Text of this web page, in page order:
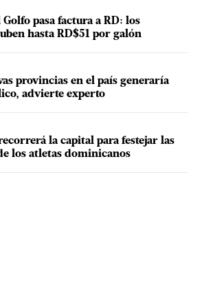
pasa factura a RD: los
hasta RD$51 por galón
provincias en el país generaría
advierte experto
la capital para festejar las
los atletas dominicanos